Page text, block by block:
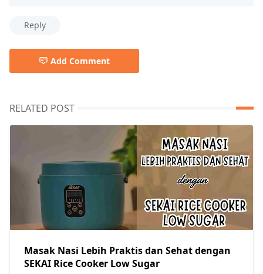
Reply
Add Comment
RELATED POST
Masak Nasi Lebih Praktis dan Sehat dengan
SEKAI Rice Cooker Low Sugar